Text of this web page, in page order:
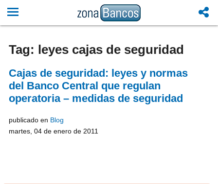
Tag: leyes cajas de seguridad
Cajas de seguridad: leyes y normas
del Banco Central que regulan
operatoria – medidas de seguridad
publicado en Blog
martes, 04 de enero de 2011